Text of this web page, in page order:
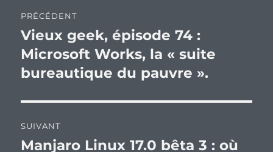
de
l’article
PRÉCÉDENT
Publication
précédente :
Vieux geek, épisode 74 :
Microsoft Works, la « suite
bureautique du pauvre ».
SUIVANT
Publication
Manjaro Linux 17.0 bêta 3 : où